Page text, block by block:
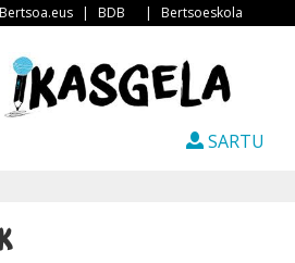
Bertsoa.eus | BDB | Bertsoeskola
SARTU